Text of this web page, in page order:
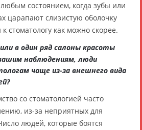
состоянием, когда зубы или
царапают слизистую оболочку
стоматологу как можно скорее.
в один ряд салоны красоты
наблюдениям, люди
чаще из-за внешнего вида
со стоматологией часто
из-за неприятных для
людей, которые боятся